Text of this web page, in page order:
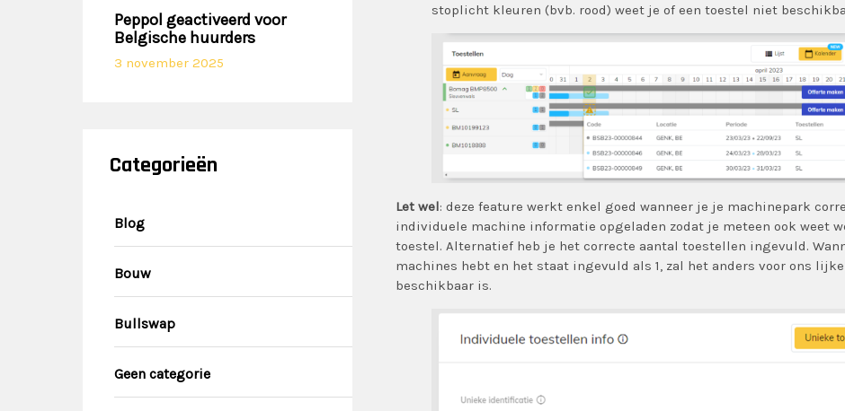
Peppol geactiveerd voor
Belgische huurders
3 november 2025
Categorieën
Blog
Bouw
Bullswap
Geen categorie
stoplicht kleuren (bvb. rood) weet je of een toestel niet
Let wel: deze feature werkt enkel goed wanneer je je machinepark
individuele machine informatie opgeladen zodat je meteen ook weet
toestel. Alternatief heb je het correcte aantal toestellen ingevuld.
machines hebt en het staat ingevuld als 1, zal het anders voor ons
beschikbaar is.